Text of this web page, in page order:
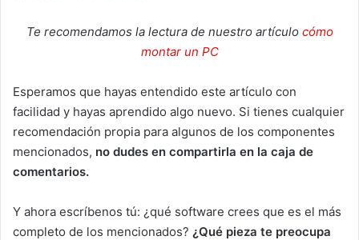
Te recomendamos la lectura de nuestro artículo cómo
montar un PC
Esperamos que hayas entendido este artículo con
facilidad y hayas aprendido algo nuevo. Si tienes cualquier
recomendación propia para algunos de los componentes
mencionados, no dudes en compartirla en la caja de
comentarios.
Y ahora escríbenos tú: ¿qué software crees que es el más
completo de los mencionados? ¿Qué pieza te preocupa